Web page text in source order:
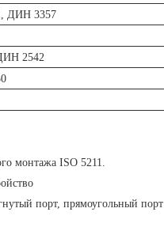
ДИН 3357
2542
монтажа ISO 5211.
порт, прямоугольный порт